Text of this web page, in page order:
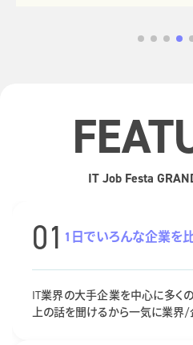
IT Job Festa
01 1日でいろんな企業を
IT業界の大手企業を中心に多く
上の話を聞けるから一気に業界/